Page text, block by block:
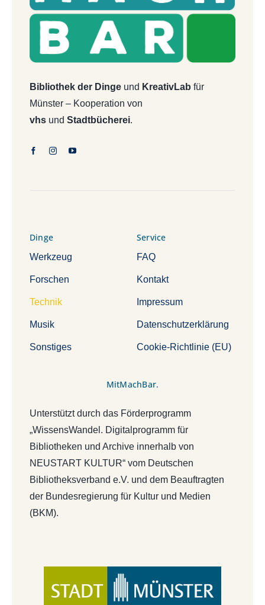
Bibliothek der Dingeund KreativLab für
Münster – Kooperation von
vhsund Stadtbücherei.
Dinge
Werkzeug
Forschen
Technik
Musik
Sonstiges
Service
FAQ
Kontakt
Impressum
Datenschutzerklärung
Cookie-Richtlinie (EU)
MitMachBar.
Unterstützt durch das Förderprogramm
„WissensWandel. Digitalprogramm für
Bibliotheken und Archive innerhalb von
NEUSTART KULTUR“ vom Deutschen
Bibliotheksverband e.V. und dem Beauftragten
der Bundesregierung für Kultur und Medien
(BKM).